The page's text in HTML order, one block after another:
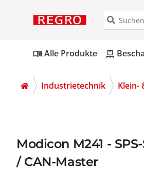
menu_bookAlle Produkte pallet
Industrietechnik Klein-
Modicon M241 -
/ CAN-Master